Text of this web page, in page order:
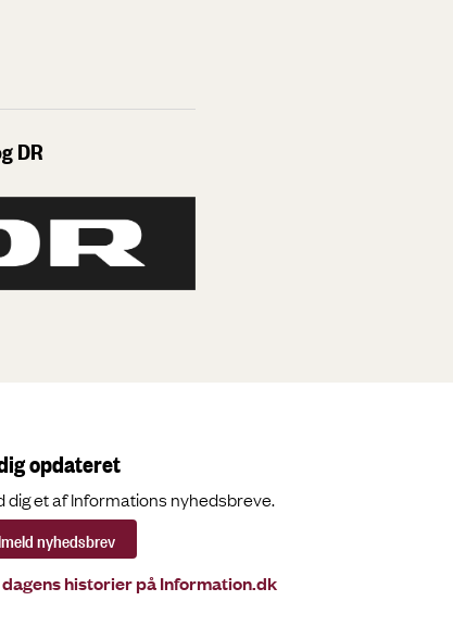
DR
opdateret
dig et af Informations nyhedsbreve.
nyhedsbrev
historier på Information.dk